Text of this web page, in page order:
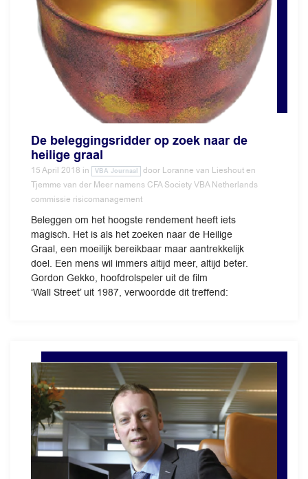
De beleggingsridder op zoek naar de
heilige graal
15 April 2018 in VBA Journaal door Loranne van Lieshout en
Tjemme van der Meer namens CFA Society VBA Netherlands
commissie risicomanagement
Beleggen om het hoogste rendement heeft iets
magisch. Het is als het zoeken naar de Heilige
Graal, een moeilijk bereikbaar maar aantrekkelijk
doel. Een mens wil immers altijd meer, altijd beter.
Gordon Gekko, hoofdrolspeler uit de film
‘Wall Street’ uit 1987, verwoordde dit treffend: